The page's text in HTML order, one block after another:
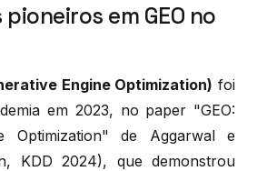
em GEO no
Engine Optimization) foi
em 2023, no paper "GEO:
Optimization" de Aggarwal e
KDD 2024), que demonstrou